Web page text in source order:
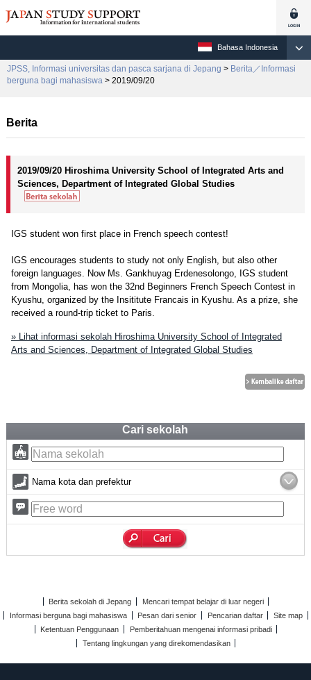
Bahasa Indonesia
JPSS, Informasi universitas dan pasca sarjana di Jepang > Berita／Informasi
berguna bagi mahasiswa > 2019/09/20
Berita
2019/09/20 Hiroshima University School of Integrated Arts and
Sciences, Department of Integrated Global Studies
IGS student won first place in French speech contest!
IGS encourages students to study not only English, but also other
foreign languages. Now Ms. Gankhuyag Erdenesolongo, IGS student
from Mongolia, has won the 32nd Beginners French Speech Contest in
Kyushu, organized by the Insititute Francais in Kyushu. As a prize, she
received a round-trip ticket to Paris.
» Lihat informasi sekolah Hiroshima University School of Integrated
Arts and Sciences, Department of Integrated Global Studies
Cari sekolah
Nama kota dan prefektur
Berita sekolah di Jepang
Mencari tempat belajar di luar negeri
Informasi berguna bagi mahasiswa
Pesan dari senior Pencarian daftar
Site map
Ketentuan Penggunaan
Pemberitahuan mengenai informasi pribadi
Tentang lingkungan yang direkomendasikan